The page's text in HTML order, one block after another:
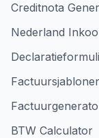
Creditnota
Nederland
BTW Calculator